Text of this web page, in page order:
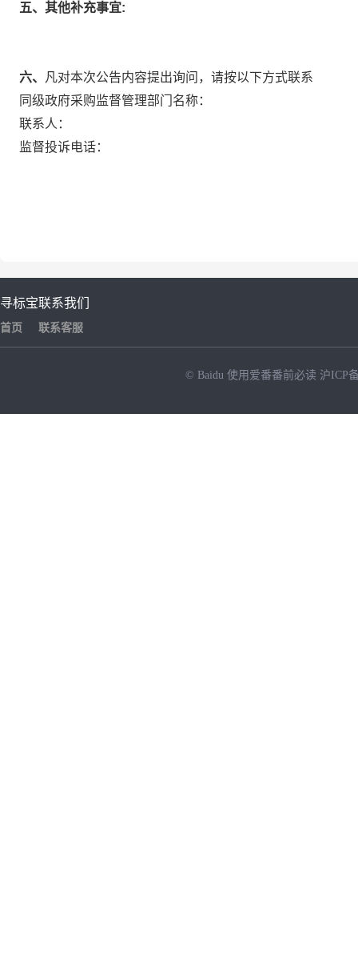
五、其他补充事宜:
六、
凡对本次公告内容提出询问，请按以下方式联系
同级政府采购监督管理部门名称：
联系人：
监督投诉电话：
寻标宝
首页
联系我们
联系客服
© Baidu 使用爱番番前必读 沪ICP